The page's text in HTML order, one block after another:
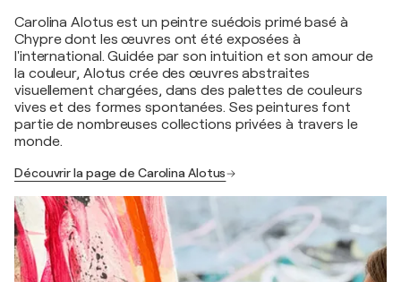
Carolina Alotus est un peintre suédois primé basé à
Chypre dont les œuvres ont été exposées à
l'international. Guidée par son intuition et son amour de
la couleur, Alotus crée des œuvres abstraites
visuellement chargées, dans des palettes de couleurs
vives et des formes spontanées. Ses peintures font
partie de nombreuses collections privées à travers le
monde.
Découvrir la page de Carolina Alotus